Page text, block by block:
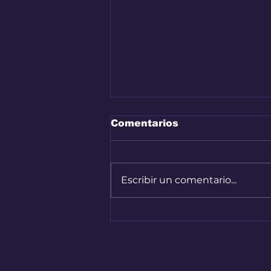
Comentarios
Escribir un comentario...